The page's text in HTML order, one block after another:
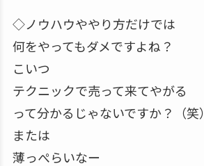
◇ノウハウややり方だけでは
何をやってもダメですよね？
こいつ
テクニックで売って来てやがる
って分かるじゃないですか？（笑）
または
薄っぺらいなー